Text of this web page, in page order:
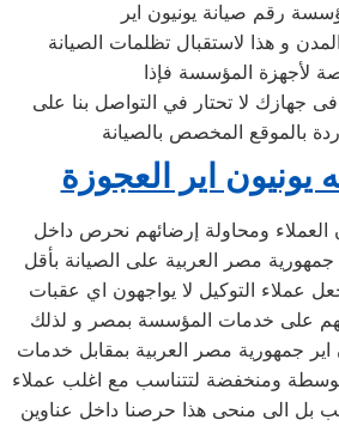
رقم صيانة يونيون اير
و هذا لاستقبال تظلمات الصيانة
لأجهزة المؤسسة فإذا
يونيون اير العجوزة
ومحاولة إرضائهم نحرص داخل
جمهورية مصر العربية على الصيانة بأقل
عملاء التوكيل لا يواجهون اي عقبات
على خدمات المؤسسة بمصر و لذلك
جمهورية مصر العربية بمقابل خدمات
ومنخفضة لتتناسب مع اغلب عملاء
بل الى منحى هذا حرصنا داخل عناوين